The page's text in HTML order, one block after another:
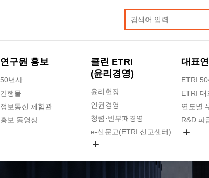
연구원 홍보
50년사
간행물
정보통신 체험관
홍보 동영상
클린 ETRI
(윤리경영)
윤리헌장
인권경영
청렴·반부패경영
e-신문고(ETRI 신고센터)
대표
ETRI
ETRI 대
연도별
R&D 파